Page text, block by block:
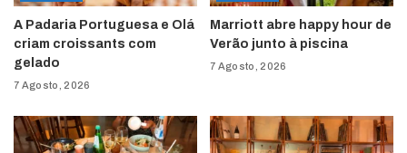
A Padaria Portuguesa e Olá
criam croissants com
gelado
7 Agosto, 2026
Marriott abre happy hour de
Verão junto à piscina
7 Agosto, 2026